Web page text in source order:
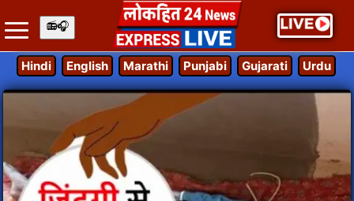
Hindi English Marathi Punjabi Gujarati Urdu